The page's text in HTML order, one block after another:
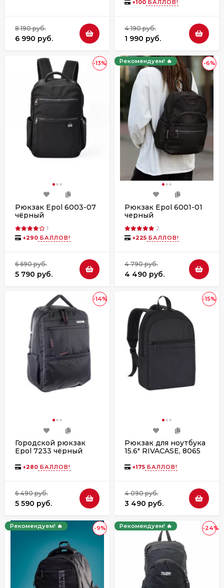
8 190 руб.
6 990 руб.
+100 БАЛЛОВ!
4 190 руб.
1 990 руб.
-13%
Рюкзак Epol 6003-07
чёрный
1
+290 БАЛЛОВ!
6 690 руб.
5 790 руб.
-6%
Рекомендуем! 🔥
Рюкзак Epol 6001-01
черный
2
+225 БАЛЛОВ!
4 790 руб.
4 490 руб.
-14%
Городской рюкзак
Epol 7233 чёрный
+280 БАЛЛОВ!
6 490 руб.
5 590 руб.
-15%
Рюкзак для ноутбука
15.6" RIVACASE, 8065
+175 БАЛЛОВ!
4 090 руб.
3 490 руб.
-9%
Рекомендуем! 🔥 -24%
Рекомендуем! 🔥